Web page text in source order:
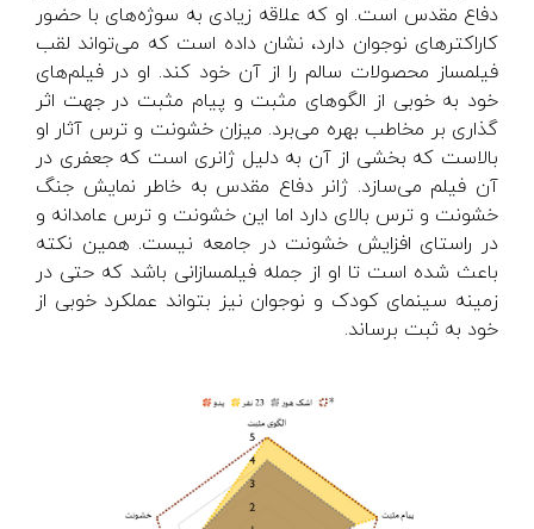
دفاع مقدس است. او که علاقه زیادی به سوژه‌های با حضور
کاراکترهای نوجوان دارد، نشان داده است که می‌تواند لقب
فیلمساز محصولات سالم را از آن خود کند. او در فیلم‌های
خود به خوبی از الگوهای مثبت و پیام مثبت در جهت اثر
گذاری بر مخاطب بهره می‌برد. میزان خشونت و ترس آثار او
بالاست که بخشی از آن به دلیل ژانری است که جعفری در
آن فیلم می‌سازد. ژانر دفاع مقدس به خاطر نمایش جنگ
خشونت و ترس بالای دارد اما این خشونت و ترس عامدانه و
در راستای افزایش خشونت در جامعه نیست. همین نکته
باعث شده است تا او از جمله فیلمسازانی باشد که حتی در
زمینه سینمای کودک و نوجوان نیز بتواند عملکرد خوبی از
خود به ثبت برساند.